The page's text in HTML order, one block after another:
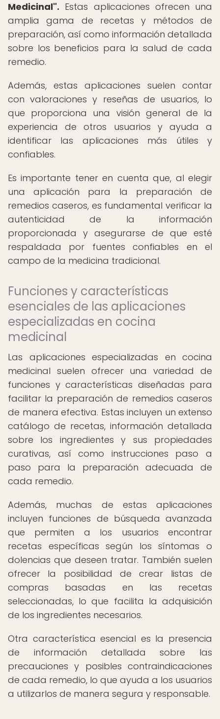
Medicinal". Estas aplicaciones ofrecen una
amplia gama de recetas y métodos de
preparación, así como información detallada
sobre los beneficios para la salud de cada
remedio.
Además, estas aplicaciones suelen contar
con valoraciones y reseñas de usuarios, lo
que proporciona una visión general de la
experiencia de otros usuarios y ayuda a
identificar las aplicaciones más útiles y
confiables.
Es importante tener en cuenta que, al elegir
una aplicación para la preparación de
remedios caseros, es fundamental verificar la
autenticidad de la información
proporcionada y asegurarse de que esté
respaldada por fuentes confiables en el
campo de la medicina tradicional.
Funciones y características
esenciales de las aplicaciones
especializadas en cocina
medicinal
Las aplicaciones especializadas en cocina
medicinal suelen ofrecer una variedad de
funciones y características diseñadas para
facilitar la preparación de remedios caseros
de manera efectiva. Estas incluyen un extenso
catálogo de recetas, información detallada
sobre los ingredientes y sus propiedades
curativas, así como instrucciones paso a
paso para la preparación adecuada de
cada remedio.
Además, muchas de estas aplicaciones
incluyen funciones de búsqueda avanzada
que permiten a los usuarios encontrar
recetas específicas según los síntomas o
dolencias que deseen tratar. También suelen
ofrecer la posibilidad de crear listas de
compras basadas en las recetas
seleccionadas, lo que facilita la adquisición
de los ingredientes necesarios.
Otra característica esencial es la presencia
de información detallada sobre las
precauciones y posibles contraindicaciones
de cada remedio, lo que ayuda a los usuarios
a utilizarlos de manera segura y responsable.